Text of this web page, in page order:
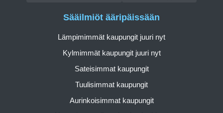
Sääilmiöt ääripäissään
Lämpimimmät kaupungit juuri nyt
Kylmimmät kaupungit juuri nyt
Sateisimmat kaupungit
Tuulisimmat kaupungit
Aurinkoisimmat kaupungit